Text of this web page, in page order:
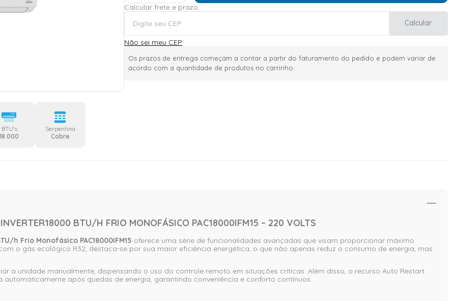
BTU's
18.000
Serpentina
Cobre
Calcular frete e prazo
Calcular
Não sei meu CEP
Os prazos de entrega começam a contar a partir do faturamento do pedido e podem variar de
acordo com a quantidade de produtos no carrinho.
BTU/H FRIO MONOFÁSICO PAC18000IFM15 – 220 VOLTS
h Frio Monofásico PAC18000IFM15 oferece uma série de funcionalidades avançadas que visam proporcionar máximo
o gás ecológico R32, destaca-se por sua maior eficiência energética, o que não apenas reduz o consumo de energia, mas
a unidade manualmente, dispensando o uso do controle remoto em situações críticas. Além disso, o recurso Auto Restart
após quedas de energia, garantindo conveniência e conforto contínuos.